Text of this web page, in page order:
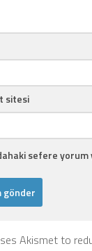
sitesi
sefere yorum
Akismet to